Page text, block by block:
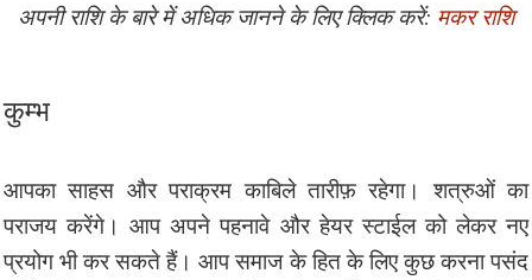
अपनी राशि के बारे में अधिक जानने के लिए क्लिक करें: मकर राशि
कुम्भ
आपका साहस और पराक्रम काबिले तारीफ़ रहेगा। शत्रुओं का
पराजय करेंगे। आप अपने पहनावे और हेयर स्टाईल को लेकर नए
प्रयोग भी कर सकते हैं। आप समाज के हित के लिए कुछ करना पसंद